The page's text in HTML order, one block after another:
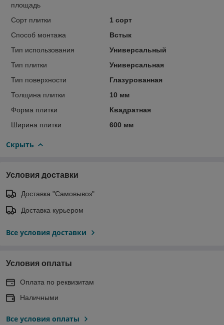
площадь
Сорт плитки
1 сорт
Способ монтажа
Встык
Тип использования
Универсальный
Тип плитки
Универсальная
Тип поверхности
Глазурованная
Толщина плитки
10 мм
Форма плитки
Квадратная
Ширина плитки
600 мм
Скрыть
Условия доставки
Доставка "Самовывоз"
Доставка курьером
Все условия доставки
Условия оплаты
Оплата по реквизитам
Наличными
Все условия оплаты